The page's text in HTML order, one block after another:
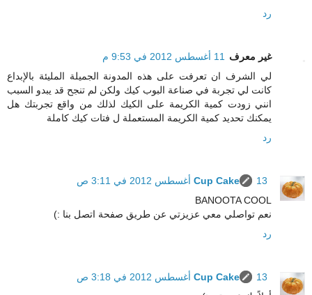
رد
غير معرف
11 أغسطس 2012 في 9:53 م
لي الشرف ان تعرفت على هذه المدونة الجميلة المليئة بالإبداع
كانت لي تجربة في صناعة البوب كيك ولكن لم تنجح قد يبدو السبب
انني زودت كمية الكريمة على الكيك لذلك من واقع تجربتك هل
يمكنك تحديد كمية الكريمة المستعملة ل فتات كيك كاملة
رد
Cup Cake
13 أغسطس 2012 في 3:11 ص
BANOOTA COOL
نعم تواصلي معي عزيزتي عن طريق صفحة اتصل بنا :)
رد
Cup Cake
13 أغسطس 2012 في 3:18 ص